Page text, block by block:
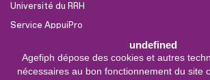
undefined
Agefiph dépose des cookies et autres
nécessaires au bon fonctionnement du site
Université du RRH
Service AppuiPro
Nous suivre